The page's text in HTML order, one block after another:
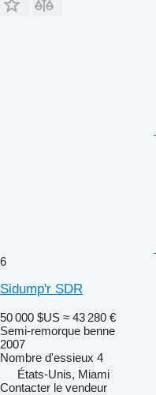
6
Sidump'r SDR
50 000 $US ≈ 43 280 €
Semi-remorque benne
2007
Nombre d'essieux 4
États-Unis, Miami
Contacter le vendeur